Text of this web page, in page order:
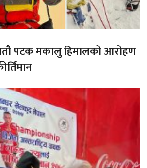
पटक मकालु हिमालको आरोहण